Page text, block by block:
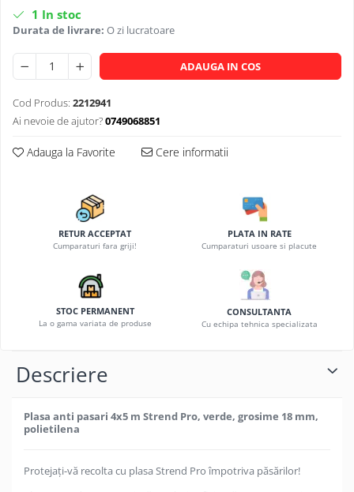
1 In stoc
Durata de livrare: O zi lucratoare
ADAUGA IN COS
Cod Produs: 2212941
Ai nevoie de ajutor?0749068851
Adauga la Favorite Cere informatii
RETUR ACCEPTAT
Cumparaturi fara griji!
PLATA IN RATE
Cumparaturi usoare si placute
STOC PERMANENT
La o gama variata de produse
CONSULTANTA
Cu echipa tehnica specializata
Descriere
Plasa anti pasari 4x5 m Strend Pro, verde, grosime 18 mm,
polietilena
Protejați-vă recolta cu plasa Strend Pro împotriva păsărilor!